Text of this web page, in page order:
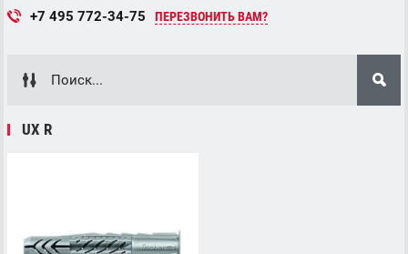
+7 495 772-34-75 ПЕРЕЗВОНИТЬ ВАМ?
UX R